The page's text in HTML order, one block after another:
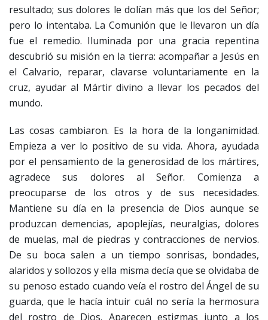
resultado; sus dolores le dolían más que los del Señor;
pero lo intentaba. La Comunión que le llevaron un día
fue el remedio. Iluminada por una gracia repentina
descubrió su misión en la tierra: acompañar a Jesús en
el Calvario, reparar, clavarse voluntariamente en la
cruz, ayudar al Mártir divino a llevar los pecados del
mundo.
Las cosas cambiaron. Es la hora de la longanimidad.
Empieza a ver lo positivo de su vida. Ahora, ayudada
por el pensamiento de la generosidad de los mártires,
agradece sus dolores al Señor. Comienza a
preocuparse de los otros y de sus necesidades.
Mantiene su día en la presencia de Dios aunque se
produzcan demencias, apoplejías, neuralgias, dolores
de muelas, mal de piedras y contracciones de nervios.
De su boca salen a un tiempo sonrisas, bondades,
alaridos y sollozos y ella misma decía que se olvidaba de
su penoso estado cuando veía el rostro del Ángel de su
guarda, que le hacía intuir cuál no sería la hermosura
del rostro de Dios. Aparecen estigmas junto a los